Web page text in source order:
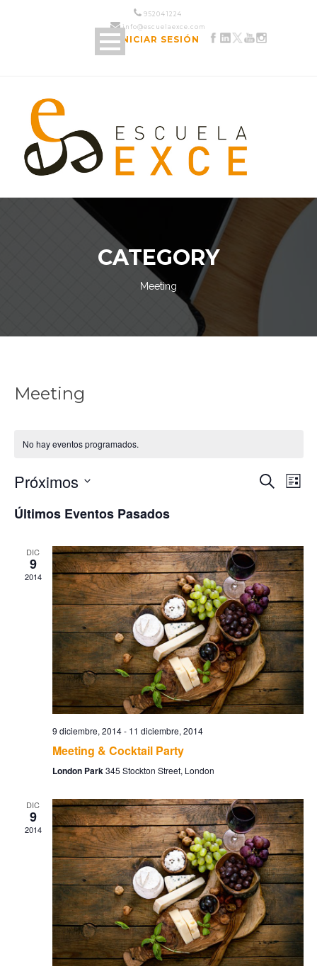
952 04 12 24
info@escuelaexce.com
INICIAR SESIÓN
CATEGORY
Meeting
Meeting
No hay eventos programados.
y
de
Buscar
Lista
Próximos
la
Últimos Eventos Pasados
DIC
9
2014
9 diciembre, 2014- 11 diciembre, 2014
Meeting & Cocktail Party
London Park 345 Stockton Street, London
DIC
9
2014